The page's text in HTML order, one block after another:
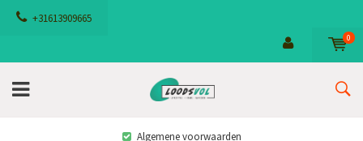
+31613909665
0
Algemene voorwaarden